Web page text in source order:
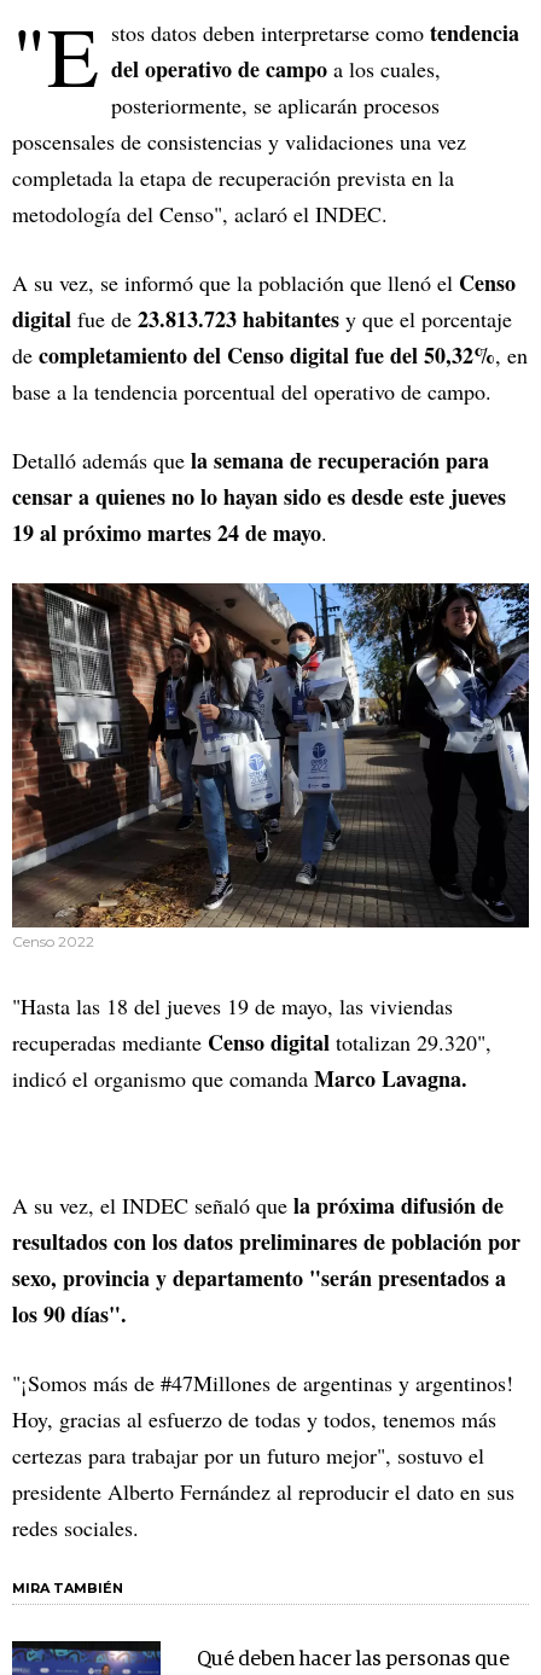
"E stos datos deben interpretarse como tendencia
del operativo de campo a los cuales,
posteriormente, se aplicarán procesos
poscensales de consistencias y validaciones una vez
completada la etapa de recuperación prevista en la
metodología del Censo", aclaró el INDEC.
A su vez, se informó que la población que llenó el Censo
digital fue de 23.813.723 habitantes y que el porcentaje
de completamiento del Censo digital fue del 50,32%, en
base a la tendencia porcentual del operativo de campo.
Detalló además que la semana de recuperación para
censar a quienes no lo hayan sido es desde este jueves
19 al próximo martes 24 de mayo.
Censo 2022
"Hasta las 18 del jueves 19 de mayo, las viviendas
recuperadas mediante Censo digital totalizan 29.320",
indicó el organismo que comanda Marco Lavagna.
A su vez, el INDEC señaló que la próxima difusión de
resultados con los datos preliminares de población por
sexo, provincia y departamento "serán presentados a
los 90 días".
"¡Somos más de #47Millones de argentinas y argentinos!
Hoy, gracias al esfuerzo de todas y todos, tenemos más
certezas para trabajar por un futuro mejor", sostuvo el
presidente Alberto Fernández al reproducir el dato en sus
redes sociales.
MIRA TAMBIÉN
Qué deben hacer las personas que